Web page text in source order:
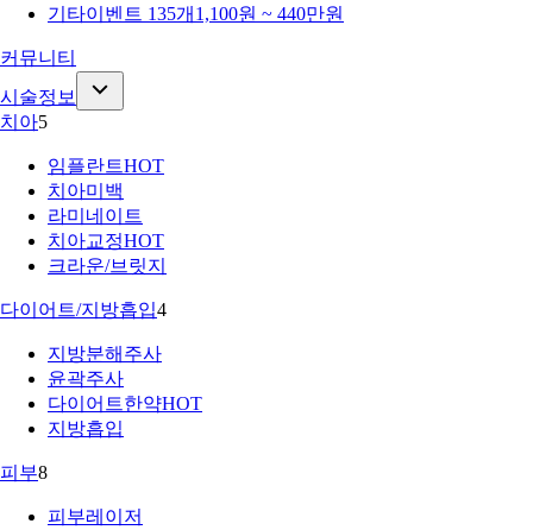
기타이벤트 135개 1,100원 ~ 440만원
커뮤니티
시술정보
치아5
임플란트HOT
치아미백
라미네이트
치아교정HOT
크라운/브릿지
다이어트/지방흡입4
지방분해주사
윤곽주사
다이어트한약HOT
지방흡입
피부8
피부레이저